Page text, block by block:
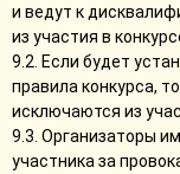
и ведут к
из участия в
9.2. Если будет
правила конкурса,
исключаются из
9.3. Организаторы
участника за